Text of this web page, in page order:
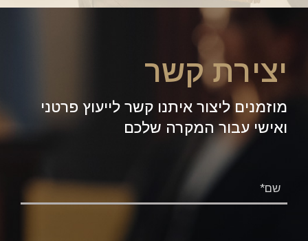
יצירת קשר
מוזמנים ליצור איתנו קשר לייעוץ פרטני
ואישי עבור המקרה שלכם